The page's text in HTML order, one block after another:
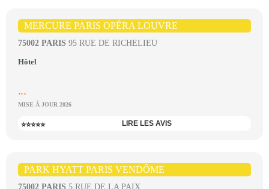
MERCURE PARIS OPÉRA LOUVRE
75002 PARIS 95 RUE DE RICHELIEU
Hôtel
...
MISE À JOUR 2026
⭐⭐⭐⭐⭐ LIRE LES AVIS
PARK HYATT PARIS VENDÔME
75002 PARIS 5 RUE DE LA PAIX